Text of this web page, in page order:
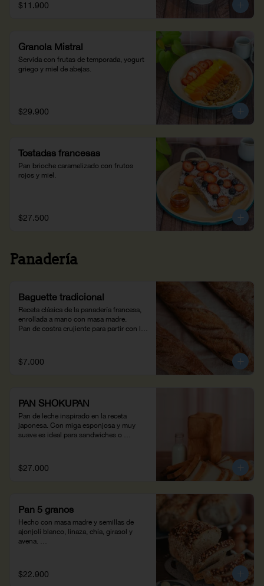
$11.900
Granola Mistral
Servida con frutas de temporada, yogurt
griego y miel de abejas.
$29.900
Tostadas francesas
Pan brioche caramelizado con frutos
rojos y miel.
$27.500
Panadería
Baguette tradicional
Receta clásica de la panadería francesa,
enrollada a mano con masa madre.
Pan de costra crujiente para partir con la
$7.000
PAN SHOKUPAN
Pan de leche inspirado en la receta
japonesa. Con miga esponjosa y muy
suave es ideal para sandwiches o
$27.000
Pan 5 granos
Hecho con masa madre y semillas de
ajonjolí blanco, linaza, chía, girasol y
avena.
aguacate. (950 g)
$22.900